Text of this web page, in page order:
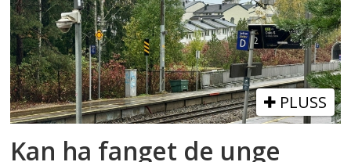
PLUSS
Kan ha fanget de unge